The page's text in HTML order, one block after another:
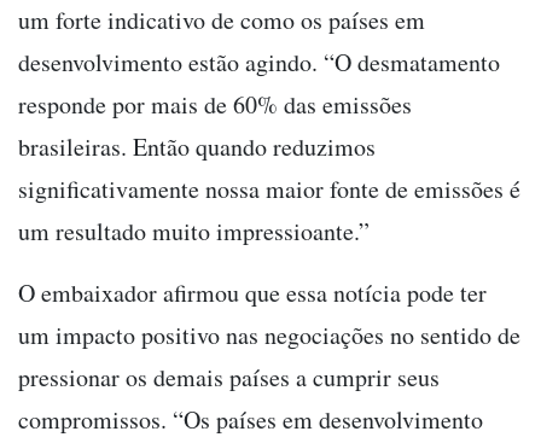
um forte indicativo de como os países em
desenvolvimento estão agindo. “O desmatamento
responde por mais de 60% das emissões
brasileiras. Então quando reduzimos
significativamente nossa maior fonte de emissões é
um resultado muito impressioante.”
O embaixador afirmou que essa notícia pode ter
um impacto positivo nas negociações no sentido de
pressionar os demais países a cumprir seus
compromissos. “Os países em desenvolvimento